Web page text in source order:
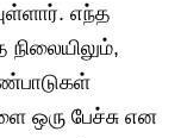
எந்த
ஒரு பேச்சு என